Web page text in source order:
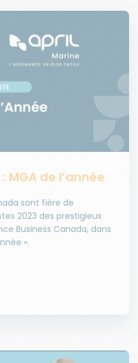
MGA de l’année
sont fière de
2023 des prestigieux
Business Canada, dans
».